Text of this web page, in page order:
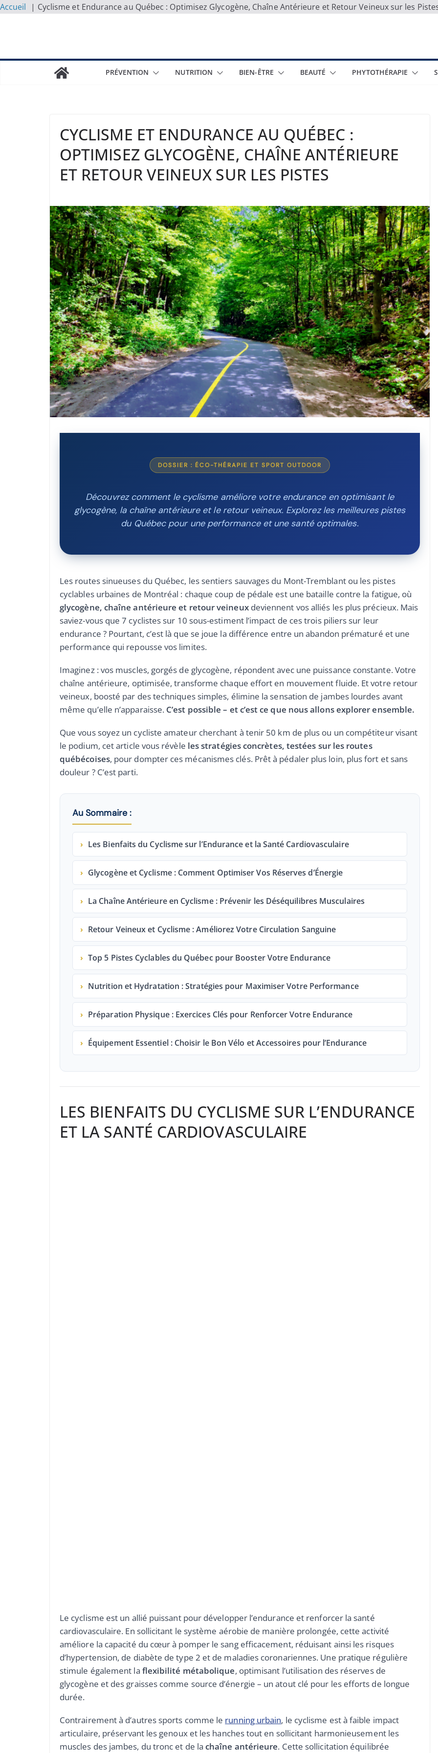
Accueil
Cyclisme et Endurance au Québec : Optimisez Glycogène, Chaîne Antérieure et Retour Veineux sur les
PRÉVENTION NUTRITION BIEN-ÊTRE BEAUTÉ PHYTOTHÉRAPIE
CYCLISME ET ENDURANCE AU QUÉBEC :
OPTIMISEZ GLYCOGÈNE, CHAÎNE ANTÉRIEURE
ET RETOUR VEINEUX SUR LES PISTES
DOSSIER : ÉCO-THÉRAPIE ET SPORT OUTDOOR
Découvrez comment le cyclisme améliore votre endurance en optimisant le
glycogène, la chaîne antérieure et le retour veineux. Explorez les meilleures pistes
du Québec pour une performance et une santé optimales.
Les routes sinueuses du Québec, les sentiers sauvages du Mont-Tremblant ou les pistes
cyclables urbaines de Montréal : chaque coup de pédale est une bataille contre la fatigue, où
glycogène, chaîne antérieure et retour veineuxdeviennent vos alliés les plus précieux. Mais
saviez-vous que 7 cyclistes sur 10 sous-estiment l’impact de ces trois piliers sur leur
endurance ? Pourtant, c’est là que se joue la différence entre un abandon prématuré et une
performance qui repousse vos limites.
Imaginez : vos muscles, gorgés de glycogène, répondent avec une puissance constante. Votre
chaîne antérieure, optimisée, transforme chaque effort en mouvement fluide. Et votre retour
veineux, boosté par des techniques simples, élimine la sensation de jambes lourdes avant
même qu’elle n’apparaisse. C’est possible – et c’est ce que nous allons explorer ensemble.
Que vous soyez un cycliste amateur cherchant à tenir 50 km de plus ou un compétiteur visant
le podium, cet article vous révèle les stratégies concrètes, testées sur les routes
québécoises, pour dompter ces mécanismes clés. Prêt à pédaler plus loin, plus fort et sans
douleur ? C’est parti.
Au Sommaire :
› Les Bienfaits du Cyclisme sur l’Endurance et la Santé Cardiovasculaire
› Glycogène et Cyclisme : Comment Optimiser Vos Réserves d’Énergie
› La Chaîne Antérieure en Cyclisme : Prévenir les Déséquilibres Musculaires
› Retour Veineux et Cyclisme : Améliorez Votre Circulation Sanguine
› Top 5 Pistes Cyclables du Québec pour Booster Votre Endurance
› Nutrition et Hydratation : Stratégies pour Maximiser Votre Performance
› Préparation Physique : Exercices Clés pour Renforcer Votre Endurance
› Équipement Essentiel : Choisir le Bon Vélo et Accessoires pour l’Endurance
LES BIENFAITS DU CYCLISME SUR L’ENDURANCE
ET LA SANTÉ CARDIOVASCULAIRE
Le cyclisme est un allié puissant pour développer l’endurance et renforcer la santé
cardiovasculaire. En sollicitant le système aérobie de manière prolongée, cette activité
améliore la capacité du cœur à pomper le sang efficacement, réduisant ainsi les risques
d’hypertension, de diabète de type 2 et de maladies coronariennes. Une pratique régulière
stimule également la flexibilité métabolique, optimisant l’utilisation des réserves de
glycogène et des graisses comme source d’énergie – un atout clé pour les efforts de longue
durée.
Contrairement à d’autres sports comme le running urbain, le cyclisme est à faible impact
articulaire, préservant les genoux et les hanches tout en sollicitant harmonieusement les
muscles des jambes, du tronc et de lachaîne antérieure. Cette sollicitation équilibrée